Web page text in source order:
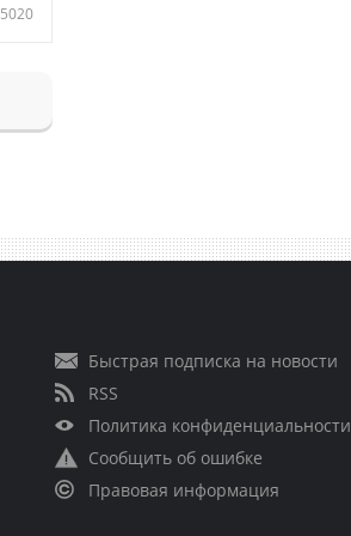
5020
Быстрая подписка на новости
RSS
Политика конфиденциальности
Сообщить об ошибке
Правовая информация